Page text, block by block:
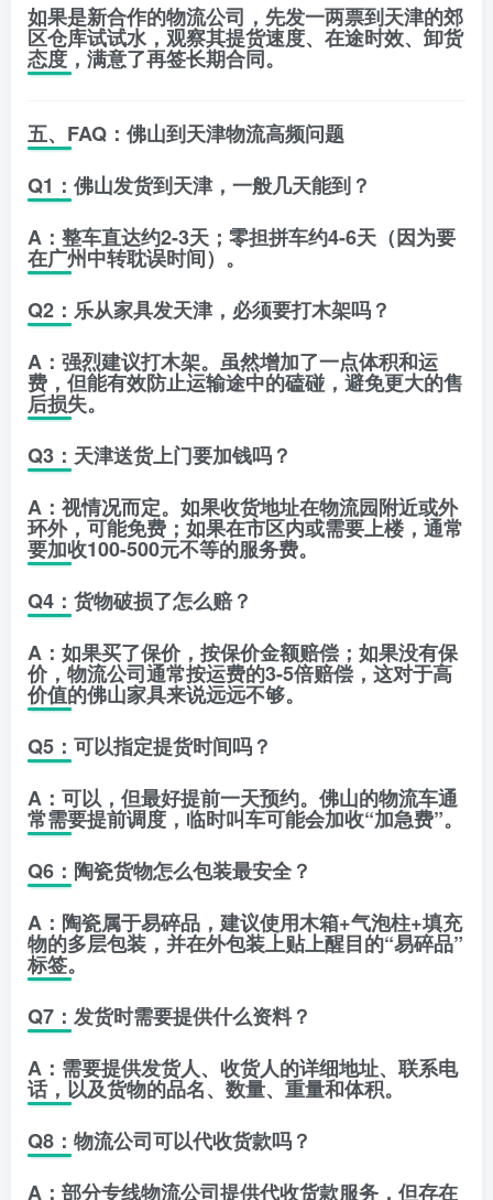
如果是新合作的物流公司，先发一两票到天津的郊
区仓库试试水，观察其提货速度、在途时效、卸货
态度 ，满意了再签长期合同。
五、FAQ：佛山到天津物流高频问题
Q1：佛山发货到天津，一般几天能到？
A：整车直达约2-3天；零担拼车约4-6天（因为要
在广州中转耽误时间）。
Q2：乐从家具发天津，必须要打木架吗？
A：强烈建议打木架。虽然增加了一点体积和运
费，但能有效防止运输途中的磕碰，避免更大的售
后损失。
Q3：天津送货上门要加钱吗？
A：视情况而定。如果收货地址在物流园附近或外
环外，可能免费；如果在市区内或需要上楼，通常
要加收100-500元不等的服务费。
Q4：货物破损了怎么赔？
A：如果买了保价，按保价金额赔偿；如果没有保
价，物流公司通常按运费的3-5倍赔偿，这对于高
价值的佛山家具来说远远不够。
Q5：可以指定提货时间吗？
A：可以，但最好提前一天预约。佛山的物流车通
常需要提前调度，临时叫车可能会加收“加急费”。
Q6：陶瓷货物怎么包装最安全？
A：陶瓷属于易碎品，建议使用木箱+气泡柱+填充
物的多层包装，并在外包装上贴上醒目的“易碎品”
标签。
Q7：发货时需要提供什么资料？
A：需要提供发货人、收货人的详细地址、联系电
话，以及货物的品名、数量、重量和体积。
Q8：物流公司可以代收货款吗？
A：部分专线物流公司提供代收货款服务，但存在